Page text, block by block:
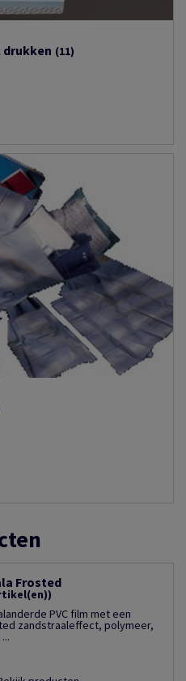
(11)
Frosted
PVC film met een
zandstraaleffect, polymeer,